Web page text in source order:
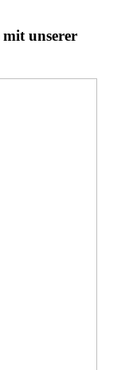
mit unserer